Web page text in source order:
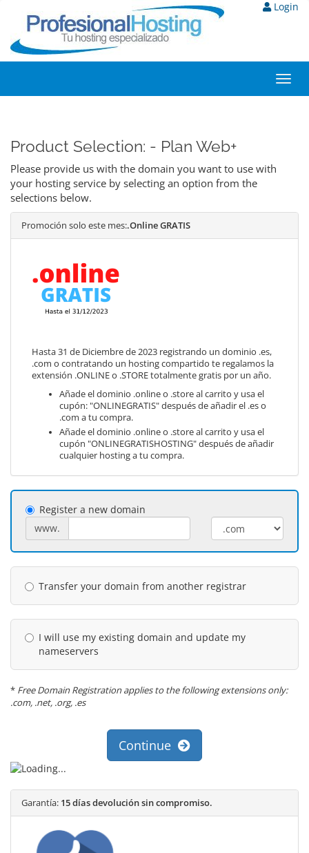
Login
Product Selection: - Plan Web+
Please provide us with the domain you want to use with
your hosting service by selecting an option from the
selections below.
Promoción solo este mes:.Online GRATIS
Hasta 31 de Diciembre de 2023 registrando un dominio .es,
.com o contratando un hosting compartido te regalamos la
extensión .ONLINE o .STORE totalmente gratis por un año.
Añade el dominio .online o .store al carrito y usa el
cupón: "ONLINEGRATIS" después de añadir el .es o
.com a tu compra.
Añade el dominio .online o .store al carrito y usa el
cupón "ONLINEGRATISHOSTING" después de añadir
cualquier hosting a tu compra.
Register a new domain
www.
Transfer your domain from another registrar
I will use my existing domain and update my
nameservers
* Free Domain Registration applies to the following extensions only:
.com, .net, .org, .es
Continue
Garantía: 15 días devolución sin compromiso.